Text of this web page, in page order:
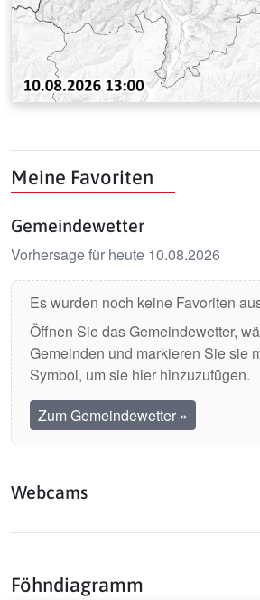
Meine Favoriten
Gemeindewetter
Vorhersage für heute 10.08.2026
Es wurden noch keine Favoriten
Öffnen Sie das Gemeindewetter,
Gemeinden und markieren Sie sie
Symbol, um sie hier hinzuzufügen.
Zum Gemeindewetter »
Webcams
Föhndiagramm